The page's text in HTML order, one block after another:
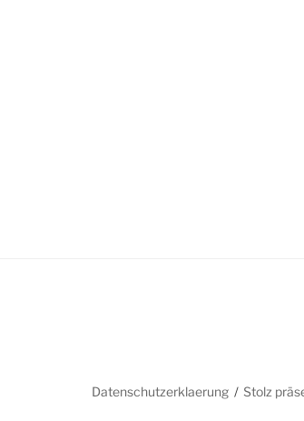
Datenschutzerklaerung Stolz